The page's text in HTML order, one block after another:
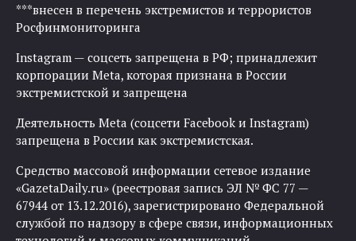
***внесен в перечень экстремистов и террористов
Росфинмониторинга
Instagram — соцсеть запрещена в РФ; принадлежит
корпорации Meta, которая признана в России
экстремистской и запрещена
Деятельность Meta (соцсети Facebook и Instagram)
запрещена в России как экстремистская.
Средство массовой информации сетевое издание
«GazetaDaily.ru» (реестровая запись ЭЛ № ФС 77 —
67944 от 13.12.2016), зарегистрировано Федеральной
службой по надзору в сфере связи, информационных